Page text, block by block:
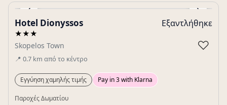
‹ ›
Gallery
Hotel Dionyssos
★★★
Skopelos Town
📍 0.7 km από το κέντρο
Εξαντλήθηκε
♡
Εγγύηση χαμηλής τιμής Pay in 3 with Klarna
Παροχές Δωματίου